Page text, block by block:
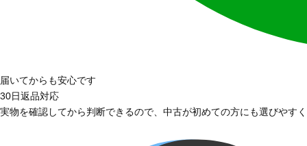
届いてからも安心です
30日返品対応
実物を確認してから判断できるので、中古が初めての方にも選びやす